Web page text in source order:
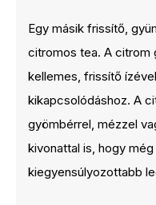
Egy másik frissítő,
citromos tea. A citrom
kellemes, frissítő
kikapcsolódáshoz. A
gyömbérrel, mézzel
kivonattal is, hogy
kiegyensúlyozottabb